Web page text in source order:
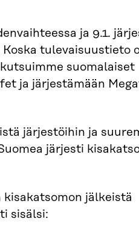
ja 9.1.
Koska tulevaisuustieto
suomalaiset
ja järjestämään
järjestöihin ja
järjesti
jälkeistä
sisälsi: